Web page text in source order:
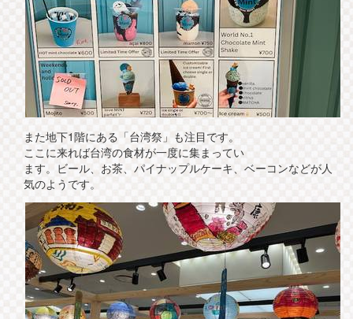
また地下1階にある「台湾祭」も注目です。
ここに来れば台湾の食材が一度に集まってい
ます。ビール、お茶、パイナップルケーキ、ベーコンなどが人
気のようです。